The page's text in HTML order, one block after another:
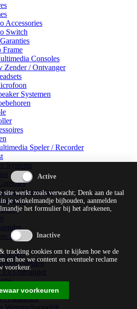
Accessories
Switch
Frame
Consoles
Zender / Ontvanger
Systemen
Speler / Recorder
Systems
/ Versterker
Hi-fi
Ontvanger
/ Financiën
site werkt zoals verwacht; Denk aan de taal
je winkelmandje bijhouden, aanmelden
het formulier bij het afrekenen,
tracking cookies om te kijken hoe we de
en hoe we content en eventuele reclame
voorkeur.
voorkeuren